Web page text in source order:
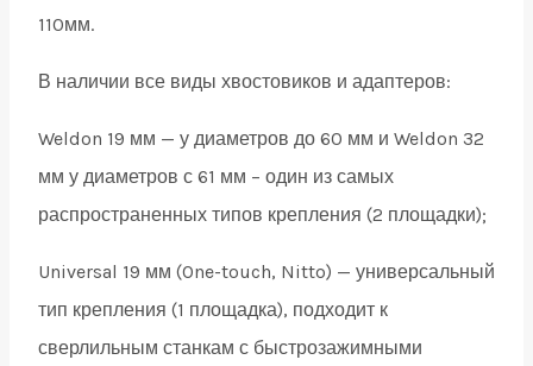
110мм.
В наличии все виды хвостовиков и адаптеров:
Weldon 19 мм — у диаметров до 60 мм и Weldon 32
мм у диаметров с 61 мм – один из самых
распространенных типов крепления (2 площадки);
Universal 19 мм (One-touch, Nitto) — универсальный
тип крепления (1 площадка), подходит к
сверлильным станкам с быстрозажимными